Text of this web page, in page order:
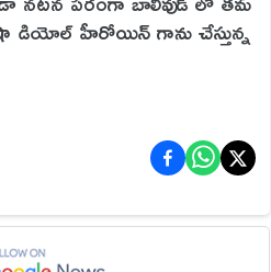
డియోల్ హీరోయిన్ గాను చేస్తున్న